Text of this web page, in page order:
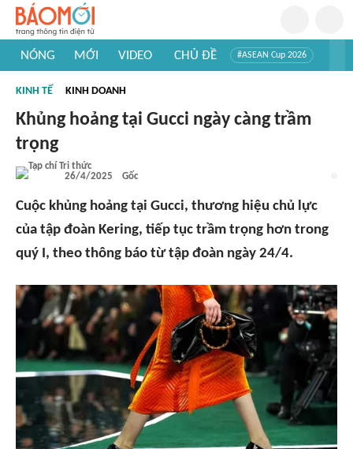
NÓNG MỚI VIDEO CHỦ ĐỀ #ASEAN Cup 2026
#Khám phá thế giới
KINH TẾ KINH DOANH
Khủng hoảng tại Gucci ngày càng trầm
trọng
26/4/2025 Gốc
Cuộc khủng hoảng tại Gucci, thương hiệu chủ lực
của tập đoàn Kering, tiếp tục trầm trọng hơn trong
quý I, theo thông báo từ tập đoàn ngày 24/4.